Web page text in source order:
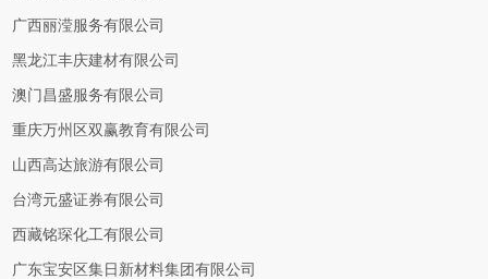
广西丽滢服务有限公司
黑龙江丰庆建材有限公司
澳门昌盛服务有限公司
重庆万州区双赢教育有限公司
山西高达旅游有限公司
台湾元盛证券有限公司
西藏铭琛化工有限公司
广东宝安区集日新材料集团有限公司